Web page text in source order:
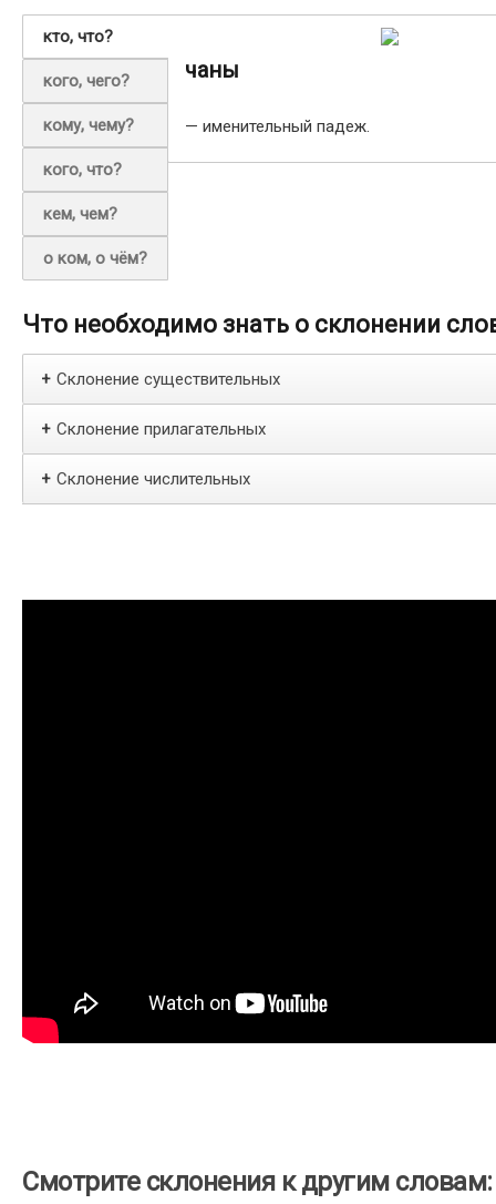
кто, что?
кого, чего?
кому, чему?
кого, что?
кем, чем?
о ком, о чём?
чаны
— именительный падеж.
Что необходимо знать о склонении
+ Склонение существительных
+ Склонение прилагательных
+ Склонение числительных
Смотрите склонения к другим словам: